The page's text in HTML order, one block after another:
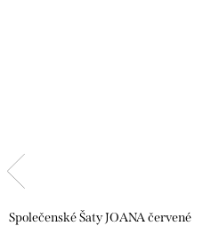
Společenské Šaty JOANA červené